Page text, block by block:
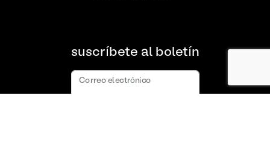
suscríbete al boletín
Correo electrónico